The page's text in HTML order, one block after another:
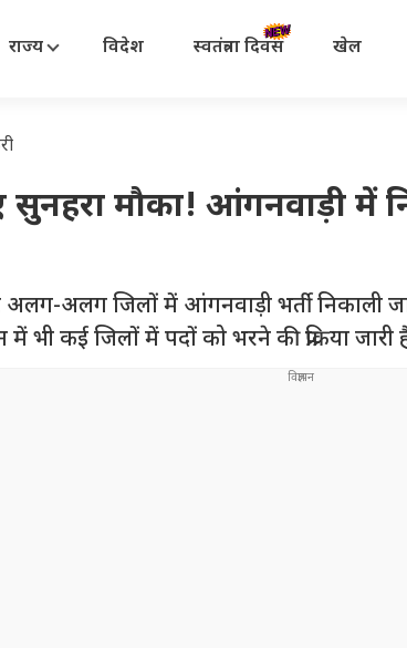
राज्य विदेश स्वतंत्रता दिवस खेल
मौका! आंगनवाड़ी में
अलग-अलग जिलों में आंगनवाड़ी भर्ती निकाली
भी कई जिलों में पदों को भरने की प्रक्रिया जारी